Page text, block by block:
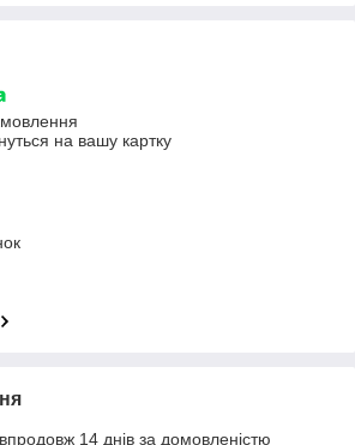
на вашу картку
14 днів за домовленістю